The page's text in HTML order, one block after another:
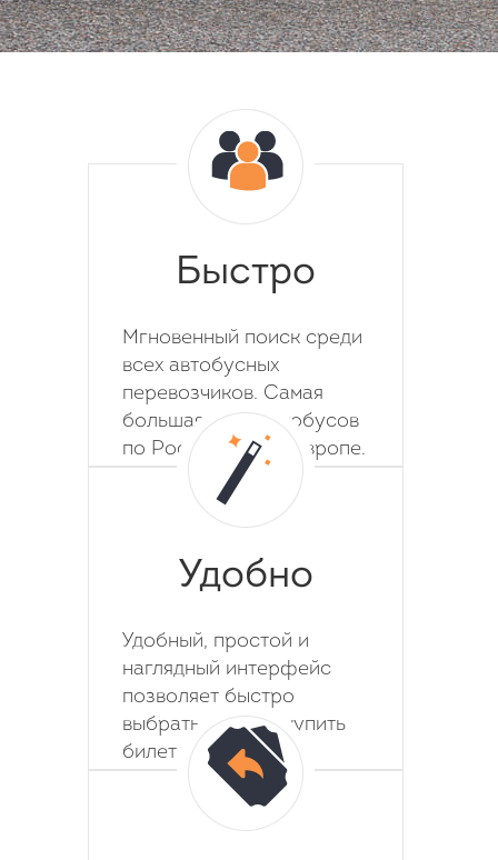
Быстро
Мгновенный поиск среди
всех автобусных
перевозчиков. Самая
большая база автобусов
по России, СНГ и Европе.
Удобно
Удобный, простой и
наглядный интерфейс
позволяет быстро
выбрать место и купить
билет на автобус.